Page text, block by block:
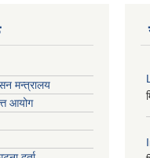
मन्त्रालय
आयोग